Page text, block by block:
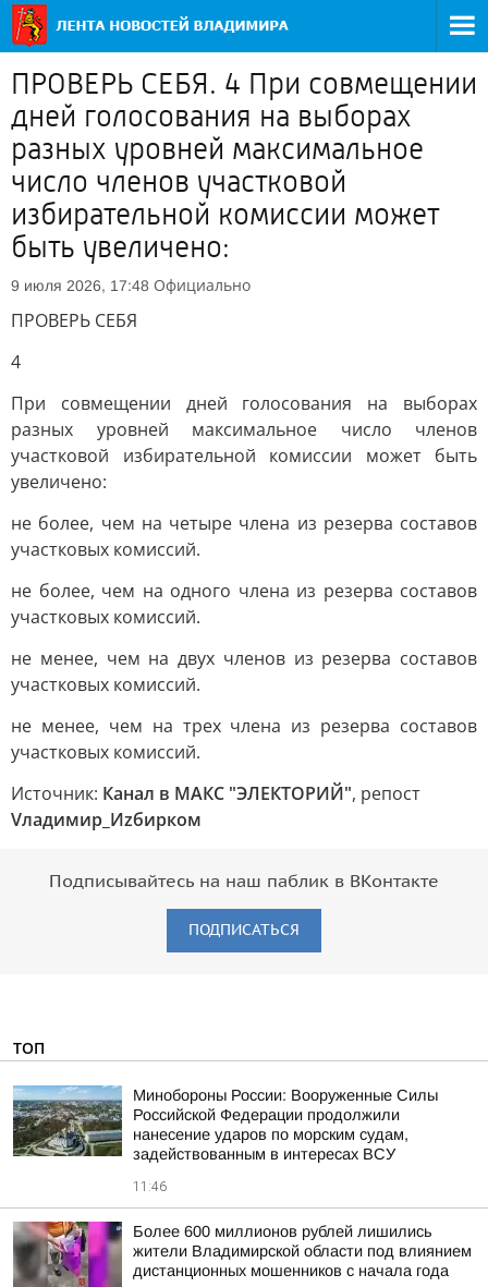
ПРОВЕРЬ СЕБЯ. 4 При совмещении
дней голосования на выборах
разных уровней максимальное
число членов участковой
избирательной комиссии может
быть увеличено:
9 июля 2026, 17:48 Официально
ПРОВЕРЬ СЕБЯ
4
При совмещении дней голосования на выборах
разных уровней максимальное число членов
участковой избирательной комиссии может быть
увеличено:
не более, чем на четыре члена из резерва составов
участковых комиссий.
не более, чем на одного члена из резерва составов
участковых комиссий.
не менее, чем на двух членов из резерва составов
участковых комиссий.
не менее, чем на трех члена из резерва составов
участковых комиссий.
Источник: Канал в МАКС "ЭЛЕКТОРИЙ", репост
Vладимир_Иzбирком
Подписывайтесь на наш паблик в ВКонтакте
ПОДПИСАТЬСЯ
ТОП
Минобороны России: Вооруженные Силы
Российской Федерации продолжили
нанесение ударов по морским судам,
задействованным в интересах ВСУ
11:46
Более 600 миллионов рублей лишились
жители Владимирской области под влиянием
дистанционных мошенников с начала года